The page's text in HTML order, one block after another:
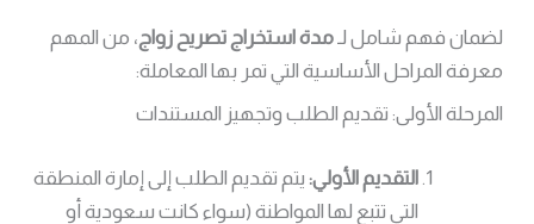
لضمان فهم شامل لـمدة استخراج تصريح زواج، من المهم
معرفة المراحل الأساسية التي تمر بها المعاملة:
المرحلة الأولى: تقديم الطلب وتجهيز المستندات
التقديم الأولي: يتم تقديم الطلب إلى إمارة المنطقة
التي تتبع لها المواطنة (سواء كانت سعودية أو